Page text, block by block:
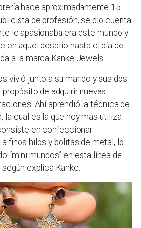
hace aproximadamente 15
de profesión, se dio cuenta
le apasionaba era este mundo y
en aquel desafío hasta el día de
a la marca Kanke Jewels.
vivió junto a su marido y sus dos
de adquirir nuevas
Ahí aprendió la técnica de
la cual es la que hoy más utiliza
en confeccionar
finos hilos y bolitas de metal, lo
“mini mundos” en esta línea de
explica Kanke.